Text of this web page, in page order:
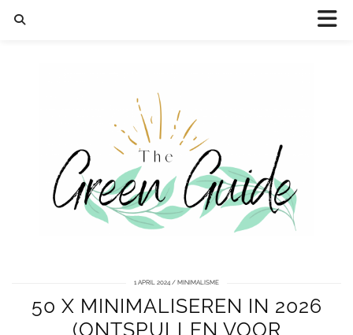
1 APRIL 2024 MINIMALISME
50 X MINIMALISEREN IN 2026
(ONTSPULLEN VOOR